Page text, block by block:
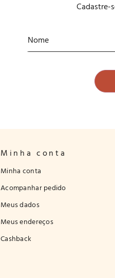
Cadastre-
Minha conta
Minha conta
Acompanhar pedido
Meus dados
Meus endereços
Cashback